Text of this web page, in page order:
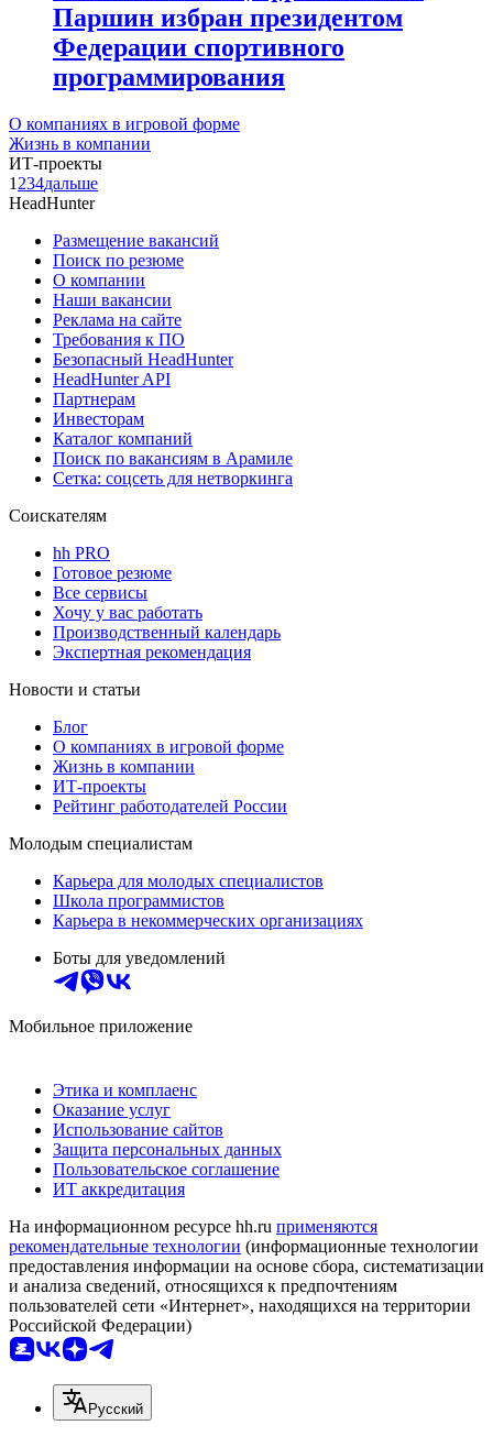
Паршин избран президентом
Федерации спортивного
программирования
О компаниях в игровой форме
Жизнь в компании
ИТ-проекты
1 234дальше
HeadHunter
Размещение вакансий
Поиск по резюме
О компании
Наши вакансии
Реклама на сайте
Требования к ПО
Безопасный HeadHunter
HeadHunter API
Партнерам
Инвесторам
Каталог компаний
Поиск по вакансиям в Арамиле
Сетка: соцсеть для нетворкинга
Соискателям
hh PRO
Готовое резюме
Все сервисы
Хочу у вас работать
Производственный календарь
Экспертная рекомендация
Новости и статьи
Блог
О компаниях в игровой форме
Жизнь в компании
ИТ-проекты
Рейтинг работодателей России
Молодым специалистам
Карьера для молодых специалистов
Школа программистов
Карьера в некоммерческих организациях
Боты для уведомлений
Мобильное приложение
Этика и комплаенс
Оказание услуг
Использование сайтов
Защита персональных данных
Пользовательское соглашение
ИТ аккредитация
На информационном ресурсе hh.ru применяются
рекомендательные технологии (информационные технологии
предоставления информации на основе сбора, систематизации
и анализа сведений, относящихся к предпочтениям
пользователей сети «Интернет», находящихся на территории
Российской Федерации)
Русский